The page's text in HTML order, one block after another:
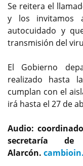
Se reitera el
y los invitamos
autocuidado y
transmisión del
El Gobierno
realizado hasta
cumplan con el
irá hasta el 27 de
Audio:
secretaría
Alarcón.